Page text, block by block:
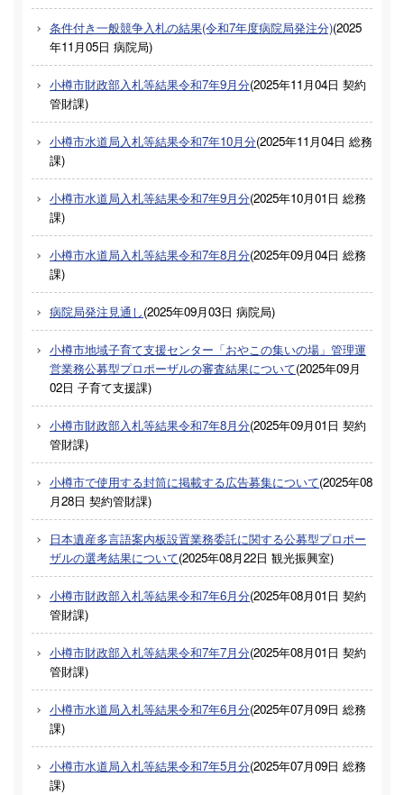
条件付き一般競争入札の結果(令和7年度病院局発注分)(2025
年11月05日 病院局)
小樽市財政部入札等結果令和7年9月分(2025年11月04日 契約
管財課)
小樽市水道局入札等結果令和7年10月分(2025年11月04日 総務
課)
小樽市水道局入札等結果令和7年9月分(2025年10月01日 総務
課)
小樽市水道局入札等結果令和7年8月分(2025年09月04日 総務
課)
病院局発注見通し(2025年09月03日 病院局)
小樽市地域子育て支援センター「おやこの集いの場」管理運
営業務公募型プロポーザルの審査結果について(2025年09月
02日 子育て支援課)
小樽市財政部入札等結果令和7年8月分(2025年09月01日 契約
管財課)
小樽市で使用する封筒に掲載する広告募集について(2025年08
月28日 契約管財課)
日本遺産多言語案内板設置業務委託に関する公募型プロポー
ザルの選考結果について(2025年08月22日 観光振興室)
小樽市財政部入札等結果令和7年6月分(2025年08月01日 契約
管財課)
小樽市財政部入札等結果令和7年7月分(2025年08月01日 契約
管財課)
小樽市水道局入札等結果令和7年6月分(2025年07月09日 総務
課)
小樽市水道局入札等結果令和7年5月分(2025年07月09日 総務
課)